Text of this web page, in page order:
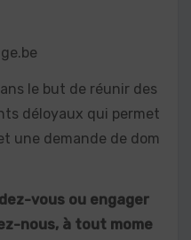
le but de réunir des
déloyaux qui permet
une demande de dom
vous ou engager
nous, à tout mome